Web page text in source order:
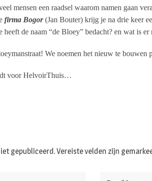
mensen een raadsel waarom namen gaan
firma Bogor(Jan Bouter) krijg je na drie keer
heeft de naam “de Bloey” bedacht? en wat is
We noemen het nieuw te
voor HelvoirThuis…
gepubliceerd.Vereiste velden zijn